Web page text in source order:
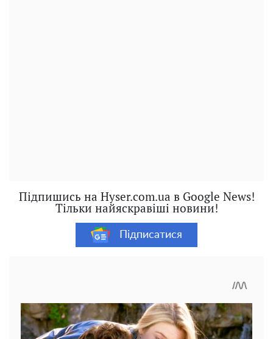
Підпишись на Hyser.com.ua в Google News!
Тільки найяскравіші новини!
Підписатися